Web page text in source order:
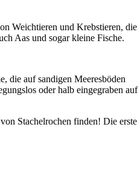
Weichtieren und Krebstieren, die
Aas und sogar kleine Fische.
die auf sandigen Meeresböden
oder halb eingegraben auf
Stachelrochen finden! Die erste